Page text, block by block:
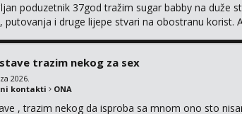
poduzetnik 37god tražim sugar babby na duže
putovanja i druge lijepe stvari na obostranu korist.
trazim nekog za sex
2026.
kontakti ONA
, trazim nekog da isproba sa mnom ono sto